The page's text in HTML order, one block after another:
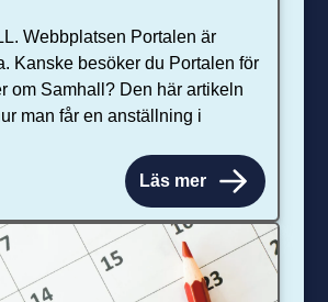
Webbplatsen Portalen är
Kanske besöker du Portalen för
om Samhall? Den här artikeln
man får en anställning i
Läs mer